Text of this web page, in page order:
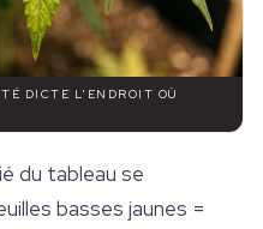
DICTE L'ENDROIT OÙ
du tableau se
basses jaunes =